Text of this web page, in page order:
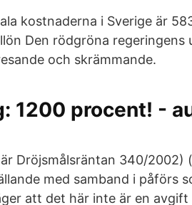
kostnaderna i Sverige är
Den rödgröna
och skrämmande.
1200 procent! -
Dröjsmålsräntan 340/2002)
med samband i påförs
att det här inte är en